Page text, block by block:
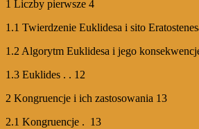
1 Liczby pierwsze 4
1.1 Twierdzenie Euklidesa i sito
1.2 Algorytm Euklidesa i jego
1.3 Euklides . . 12
2 Kongruencje i ich zastosowania 13
2.1 Kongruencje . 13